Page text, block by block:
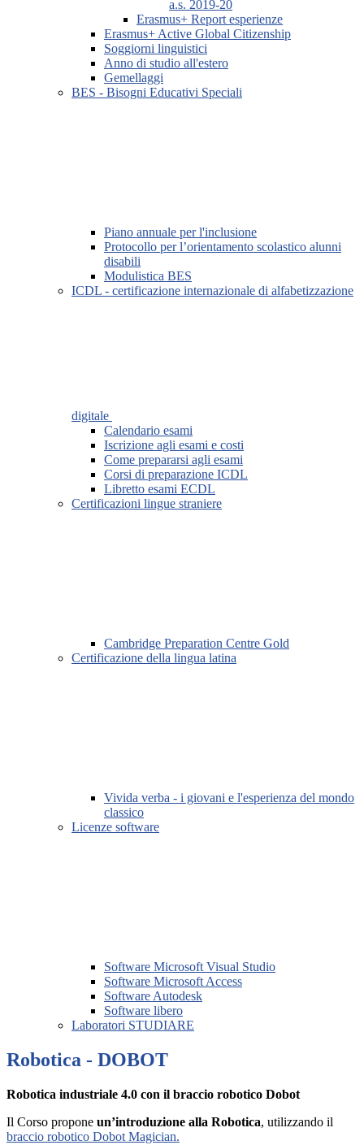
a.s. 2019-20
Erasmus+ Report esperienze
Erasmus+ Active Global Citizenship
Soggiorni linguistici
Anno di studio all'estero
Gemellaggi
BES - Bisogni Educativi Speciali
Piano annuale per l'inclusione
Protocollo per l’orientamento scolastico alunni
disabili
Modulistica BES
ICDL - certificazione internazionale di alfabetizzazione
digitale
Calendario esami
Iscrizione agli esami e costi
Come prepararsi agli esami
Corsi di preparazione ICDL
Libretto esami ECDL
Certificazioni lingue straniere
Cambridge Preparation Centre Gold
Certificazione della lingua latina
Vivida verba - i giovani e l'esperienza del mondo
classico
Licenze software
Software Microsoft Visual Studio
Software Microsoft Access
Software Autodesk
Software libero
Laboratori STUDIARE
Robotica - DOBOT
Robotica industriale 4.0 con il braccio robotico Dobot
Il Corso propone un’introduzione alla Robotica, utilizzando il
braccio robotico Dobot Magician.